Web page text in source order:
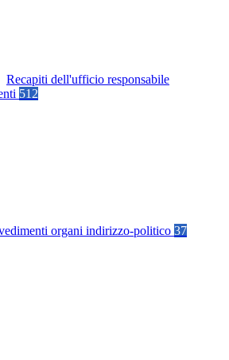
Recapiti dell'ufficio responsabile
512
organi indirizzo-politico 37